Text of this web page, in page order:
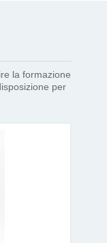
la formazione
per